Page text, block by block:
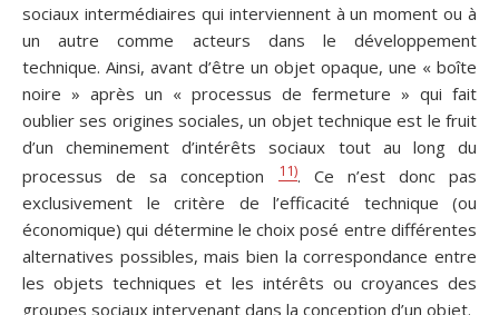
sociaux intermédiaires qui interviennent à un moment ou à
un autre comme acteurs dans le développement
technique. Ainsi, avant d’être un objet opaque, une « boîte
noire » après un « processus de fermeture » qui fait
oublier ses origines sociales, un objet technique est le fruit
d’un cheminement d’intérêts sociaux tout au long du
processus de sa conception
11). Ce n’est donc pas
exclusivement le critère de l’efficacité technique (ou
économique) qui détermine le choix posé entre différentes
alternatives possibles, mais bien la correspondance entre
les objets techniques et les intérêts ou croyances des
groupes sociaux intervenant dans la conception d’un objet.